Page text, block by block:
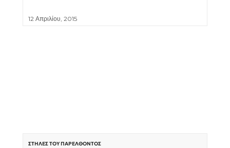
12 Απριλίου, 2015
ΣΤΉΛΕΣ ΤΟΥ ΠΑΡΕΛΘΌΝΤΟΣ